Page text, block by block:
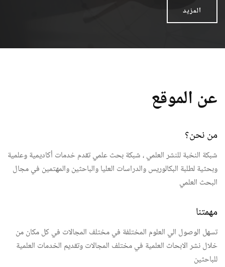
المزيد
عن الموقع
من نحن؟
شبكة النخبة للنشر العلمي ، شبكة بحث علمي تقدم خدمات أكاديمية وعلمية
وبحثية لطلبة البكالوريس والدراسات العليا والباحثين والمهتمين في مجال
البحث العلمي
مهمتنا
تسهل الوصول الي العلوم المختلفة في مختلف المجالات في كل مكان من
خلال نشر الابحاث العلمية في مختلف المجالات وتقديم الخدمات العلمية
للباحثين